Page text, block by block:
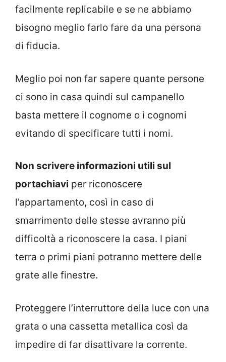
facilmente replicabile e se ne abbiamo
bisogno meglio farlo fare da una persona
di fiducia.
Meglio poi non far sapere quante persone
ci sono in casa quindi sul campanello
basta mettere il cognome o i cognomi
evitando di specificare tutti i nomi.
Non scrivere informazioni utili sul
portachiavi per riconoscere
l’appartamento, così in caso di
smarrimento delle stesse avranno più
difficoltà a riconoscere la casa. I piani
terra o primi piani potranno mettere delle
grate alle finestre.
Proteggere l’interruttore della luce con una
grata o una cassetta metallica così da
impedire di far disattivare la corrente.